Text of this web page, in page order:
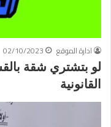
ادارة الموقع
02/10/2023
لو بتشتري شقة
القانونية